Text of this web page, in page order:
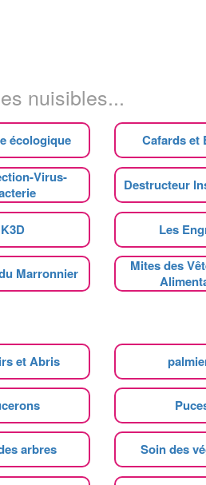
nuisibles...
écologique Cafards et
Virus-
Destructeur
K3D Les
Marronnier
Mites des
et Abris
arbres Soin des